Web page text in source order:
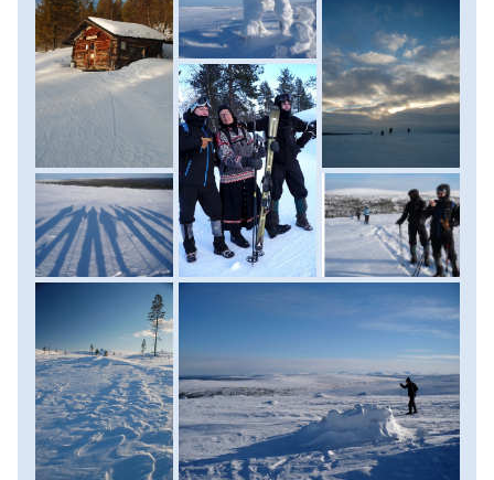
Innen a délutáni órákban visszahótalpazunk szállásunkra.
Az este a szállásunk melletti épületben található
szaunában pihenjük ki az egész napos sarkvidéki túra
fáradalmait. (táv: 10 – 13 km, 8-10 óra (időjárás és
hóviszonyfüggő!), szintemelkedés: 480 m)